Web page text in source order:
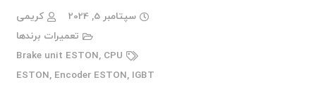
سپتامبر 5, 2024
کریمی
تعمیرات برندها
Brake unit ESTON, CPU
ESTON, Encoder ESTON, IGBT